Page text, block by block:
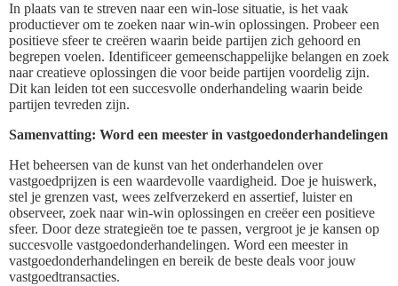
In plaats van te streven naar een win-lose situatie, is het vaak
productiever om te zoeken naar win-win oplossingen. Probeer een
positieve sfeer te creëren waarin beide partijen zich gehoord en
begrepen voelen. Identificeer gemeenschappelijke belangen en zoek
naar creatieve oplossingen die voor beide partijen voordelig zijn.
Dit kan leiden tot een succesvolle onderhandeling waarin beide
partijen tevreden zijn.
Samenvatting: Word een meester in vastgoedonderhandelingen
Het beheersen van de kunst van het onderhandelen over
vastgoedprijzen is een waardevolle vaardigheid. Doe je huiswerk,
stel je grenzen vast, wees zelfverzekerd en assertief, luister en
observeer, zoek naar win-win oplossingen en creëer een positieve
sfeer. Door deze strategieën toe te passen, vergroot je je kansen op
succesvolle vastgoedonderhandelingen. Word een meester in
vastgoedonderhandelingen en bereik de beste deals voor jouw
vastgoedtransacties.